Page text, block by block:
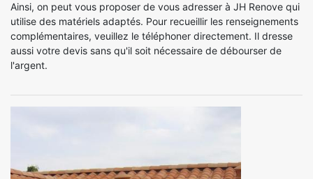
Ainsi, on peut vous proposer de vous adresser à JH Renove qui
utilise des matériels adaptés. Pour recueillir les renseignements
complémentaires, veuillez le téléphoner directement. Il dresse
aussi votre devis sans qu'il soit nécessaire de débourser de
l'argent.